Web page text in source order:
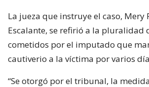
La jueza que instruye el caso, Mery
Escalante, se refirió a la pluralidad
cometidos por el imputado que
cautiverio a la víctima por varios
“Se otorgó por el tribunal, la